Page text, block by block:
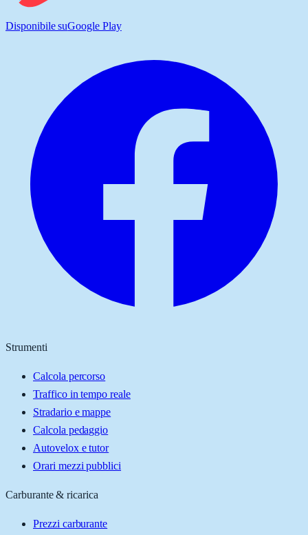
Disponibile suGoogle Play
Strumenti
Calcola percorso
Traffico in tempo reale
Stradario e mappe
Calcola pedaggio
Autovelox e tutor
Orari mezzi pubblici
Carburante & ricarica
Prezzi carburante